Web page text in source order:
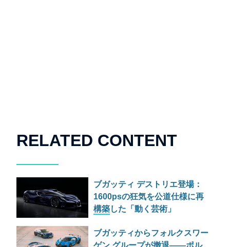
RELATED CONTENT
ブガッティ デストリエ登場：
1600psの狂気を公道仕様に再
構築した「動く芸術」
ブガッティからフォルクスワー
ゲン グループが撤退——ポル